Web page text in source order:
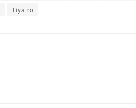
Tiyatro